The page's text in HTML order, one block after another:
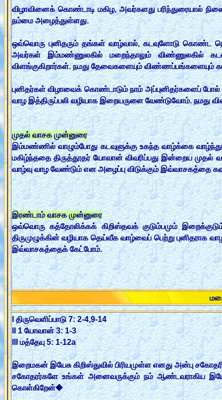
விழாவினைக் கொண்டாடி மகிழ, அவர்களது பரிந்துரையால்
நம்மை அழைத்துள்ளது.
ஒவ்வொரு புனிதரும் தங்கள் வாழ்வால், கடவுளோடு கொண்ட
அவர்கள் இம்மண்ணுலகில் மறைந்தாலும் விண்ணுலகில்
விளங்குகிறார்கள். நமது தேவைகளையும் விண்ணப்பங்களையும்
புனிதர்கள் விழாவைக் கொண்டாடும் நாம் அப்புனிதர்களைப் போல்
வாழ இத்திருப்பலி வழியாக இறையருளை வேண்டுவோம். நமது
முதல் வாசக முன்னுரை
இம்மண்ணில் வாழும்போது கடவுளுக்கு உகந்த வாழ்க்கை
மகிழ்ந்ததை திருத்தூதர் யோவான் விவரிப்பது இன்றைய முதல்
வாழ்வு வாழ வேண்டும் என அழைப்பு விடுக்கும் இவ்வாசகத்தை
இரண்டாம் வாசக முன்னுரை
ஒவ்வொரு கத்தோலிக்கக் கிறிஸ்தவக் குடும்பமும்
திருமுழுக்கின் வழியாக தெய்வீக வாழ்வைப் பெற்று புனிதராக
இவ்வாசகத்தைக் கேட்போம்.
I திருவெளிப்பாடு 7: 2-4,9-14
II 1 யோவான் 3: 1-3
III மத்தேயு 5: 1-12a
இறைமகன் இயேசு கிறிஸ்துவில் பிரியமுள்ள எனது அன்பு
சகோதரர்களே உங்கள் அனைவருக்கும் நம் ஆண்டவராகிய
கொள்கிறேன்�